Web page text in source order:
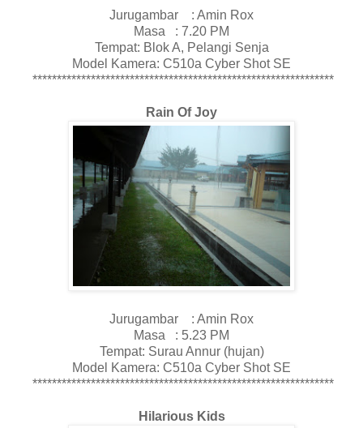
Jurugambar : Amin Rox
Masa : 7.20 PM
Tempat: Blok A, Pelangi Senja
Model Kamera: C510a Cyber Shot SE
**************************************************************
Rain Of Joy
Jurugambar : Amin Rox
Masa : 5.23 PM
Tempat: Surau Annur (hujan)
Model Kamera: C510a Cyber Shot SE
**************************************************************
Hilarious Kids